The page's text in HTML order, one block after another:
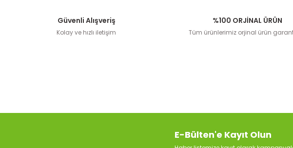
Güvenli Alışveriş
Kolay ve hızlı iletişim
%100 ORJİNAL ÜRÜN
Tüm ürünlerimiz orjinal ürün
E-Bülten'e Kayıt Olun